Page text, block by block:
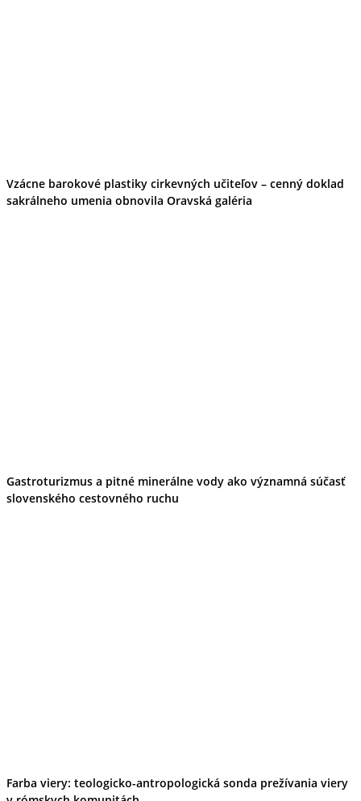
Vzácne barokové plastiky cirkevných učiteľov – cenný doklad
sakrálneho umenia obnovila Oravská galéria
Gastroturizmus a pitné minerálne vody ako významná súčasť
slovenského cestovného ruchu
Farba viery: teologicko-antropologická sonda prežívania viery